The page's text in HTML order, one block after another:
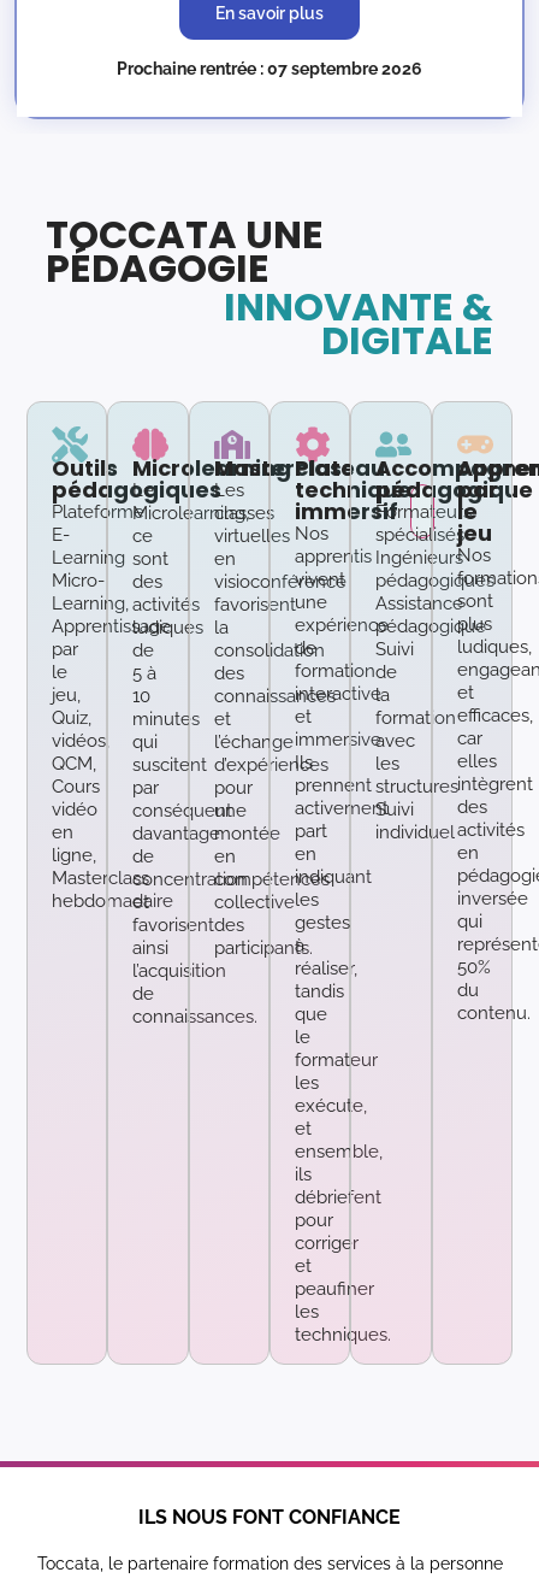
En savoir plus
Prochaine rentrée : 07 septembre 2026
TOCCATA UNE
PÉDAGOGIE
INNOVANTE &
DIGITALE
Outils
pédagogiques
Plateforme
E-
Learning
Micro-
Learning,
Apprentissage
par
le
jeu,
Quiz,
vidéos,
QCM,
Cours
vidéo
en
ligne,
Masterclass
hebdomadaire
Microlearning
Le
Microlearning,
ce
sont
des
activités
ludiques
de
5 à
10
minutes
qui
suscitent
par
conséquent
davantage
de
concentration
et
favorisent
ainsi
l’acquisition
de
connaissances.
Masterclass
Les
classes
virtuelles
en
visioconférence
favorisent
la
consolidation
des
connaissances
et
l’échange
d’expériences
pour
une
montée
en
compétences
collective
des
participants.
Plateau
technique
immersif
Nos
apprentis
vivent
une
expérience
de
formation
interactive
et
immersive.
Ils
prennent
activement
part
en
indiquant
les
gestes
à
réaliser,
tandis
que
le
formateur
les
exécute,
et
ensemble,
ils
débriefent
pour
corriger
et
peaufiner
les
techniques.
pédagogique
Formateurs
spécialisés
Ingénieurs
pédagogiques
Assistance
pédagogique
Suivi
de
la
formation
avec
les
structures
Suivi
individuel
par
le
jeu
Nos
sont
plus
ludiques,
et
efficaces,
car
elles
intègrent
des
activités
en
inversée
qui
50%
du
contenu.
ILS NOUS FONT CONFIANCE
Toccata, le partenaire formation des services à la personne